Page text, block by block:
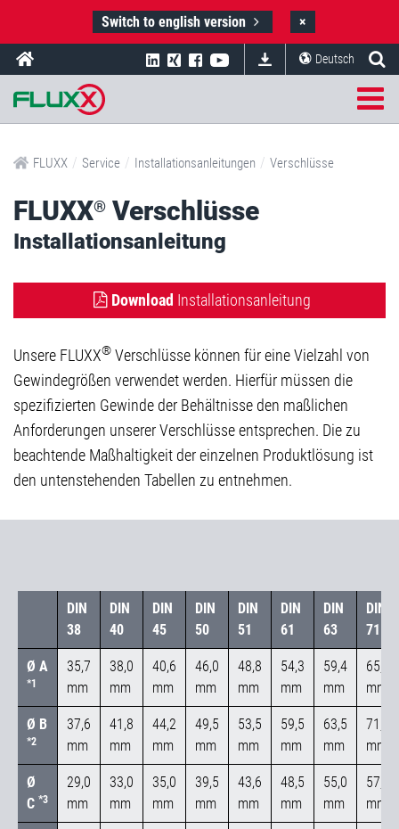
Switch to english version ×
Deutsch
FLUXX / Service / Installationsanleitungen / Verschlüsse
FLUXX® Verschlüsse
Installationsanleitung
Download Installationsanleitung
Unsere FLUXX® Verschlüsse können für eine Vielzahl von
Gewindegrößen verwendet werden. Hierfür müssen die
spezifizierten Gewinde der Behältnisse den maßlichen
Anforderungen unserer Verschlüsse entsprechen. Die zu
beachtende Maßhaltigkeit der einzelnen Produktlösung ist
den untenstehenden Tabellen zu entnehmen.
DIN
38
DIN
40
DIN
45
DIN
50
DIN
51
DIN
61
DIN
63
DIN
71
Ø A
*1
35,7
mm
38,0
mm
40,6
mm
46,0
mm
48,8
mm
54,3
mm
59,4
mm
65,0
mm
Ø B
*2
37,6
mm
41,8
mm
44,2
mm
49,5
mm
53,5
mm
59,5
mm
63,5
mm
71,0
mm
Ø
C *3
29,0
mm
33,0
mm
35,0
mm
39,5
mm
43,6
mm
48,5
mm
55,0
mm
57,4
mm